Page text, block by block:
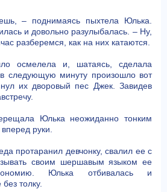
– поднимаясь пыхтела Юлька.
и довольно разулыбалась. – Ну,
разберемся, как на них катаются.
осмелела и, шатаясь, сделала
следующую минуту произошло вот
их дворовый пес Джек. Завидев
Юлька неожиданно тонким
руки.
протаранил девчонку, свалил ее с
своим шершавым языком ее
Юлька отбивалась и
толку.